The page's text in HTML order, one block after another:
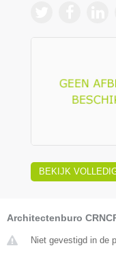
BEKIJK
Architectenburo
Niet gevestigd in de